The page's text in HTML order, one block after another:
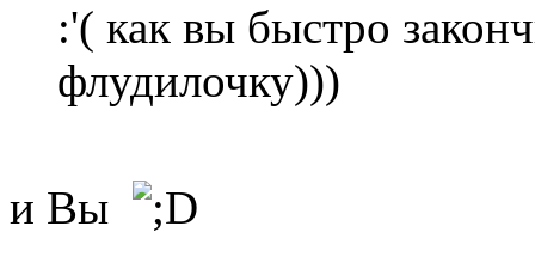
:'( как вы быстро
флудилочку)))
и Вы